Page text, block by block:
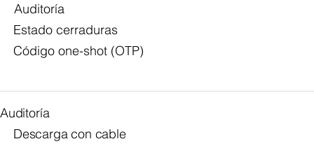
Código one-shot (OTP)
Auditoría
Estado cerraduras
Auditoría
Descarga con cable